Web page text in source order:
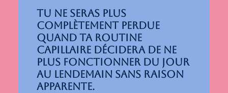
Tu ne seras plus
complètement perdue
quand ta routine
capillaire décidera de ne
plus fonctionner du jour
au lendemain sans raison
apparente.